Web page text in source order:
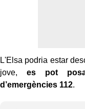
L'Elsa podria estar
jove, es pot
d’emergències 112.